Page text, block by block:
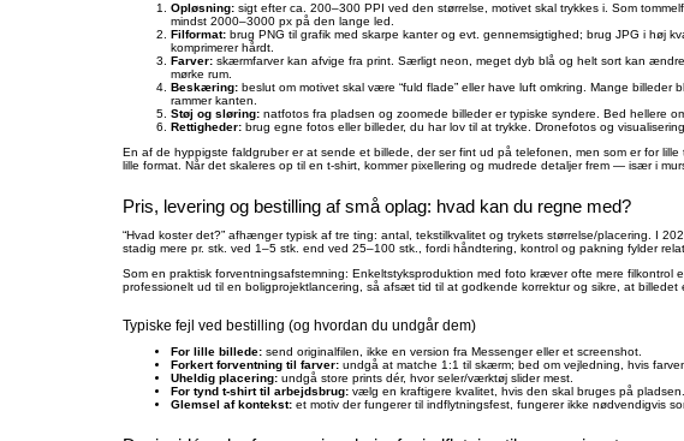
Opløsning: sigt efter ca. 200–300 PPI ved den størrelse, motivet skal trykkes i. Som
mindst 2000–3000 px på den lange led.
Filformat: brug PNG til grafik med skarpe kanter og evt. gennemsigtighed; brug JPG i høj
komprimerer hårdt.
Farver: skærmfarver kan afvige fra print. Særligt neon, meget dyb blå og helt sort kan
mørke rum.
Beskæring: beslut om motivet skal være “fuld flade” eller have luft omkring. Mange
rammer kanten.
Støj og sløring: natfotos fra pladsen og zoomede billeder er typiske syndere. Bed hellere
Rettigheder: brug egne fotos eller billeder, du har lov til at trykke. Dronefotos og
En af de hyppigste faldgruber er at sende et billede, der ser fint ud på telefonen, men som er for
lille format. Når det skaleres op til en t-shirt, kommer pixellering og mudrede detaljer frem — især i
Pris, levering og bestilling af små oplag: hvad kan du regne med?
“Hvad koster det?” afhænger typisk af tre ting: antal, tekstilkvalitet og trykets størrelse/placering. I
stadig mere pr. stk. ved 1–5 stk. end ved 25–100 stk., fordi håndtering, kontrol og pakning fylder
Som en praktisk forventningsafstemning: Enkeltstyksproduktion med foto kræver ofte mere filkontrol
professionelt ud til en boligprojektlancering, så afsæt tid til at godkende korrektur og sikre, at billedet
Typiske fejl ved bestilling (og hvordan du undgår dem)
For lille billede: send originalfilen, ikke en version fra Messenger eller et screenshot.
Forkert forventning til farver: undgå at matche 1:1 til skærm; bed om vejledning, hvis
Uheldig placering: undgå store prints dér, hvor seler/værktøj slider mest.
For tynd t-shirt til arbejdsbrug: vælg en kraftigere kvalitet, hvis den skal bruges på pladsen.
Glemsel af kontekst: et motiv der fungerer til indflytningsfest, fungerer ikke nødvendigvis